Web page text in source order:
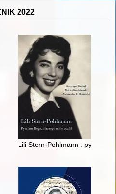
2022
wiejskich organizacji PZPR
Lili Stern-Pohlmann : pytałam